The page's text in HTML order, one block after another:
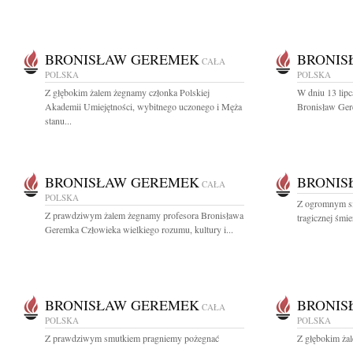
BRONISŁAW GEREMEK CAŁA
POLSKA
Z głębokim żalem żegnamy członka Polskiej
Akademii Umiejętności, wybitnego uczonego i Męża
stanu...
POLSKA
W dniu 13
Bronisław
BRONISŁAW GEREMEK CAŁA
POLSKA
Z prawdziwym żalem żegnamy profesora Bronisława
Geremka Człowieka wielkiego rozumu, kultury i...
Z ogromnym
tragicznej
BRONISŁAW GEREMEK CAŁA
POLSKA
Z prawdziwym smutkiem pragniemy pożegnać
POLSKA
Z głębokim